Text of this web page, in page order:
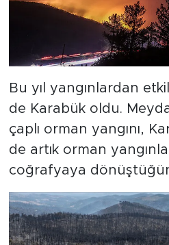
Bu yıl yangınlardan
de Karabük oldu.
çaplı orman yangını,
de artık orman
coğrafyaya